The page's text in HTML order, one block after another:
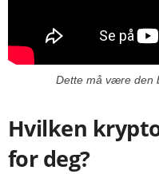
Dette må være den
Hvilken
for deg?